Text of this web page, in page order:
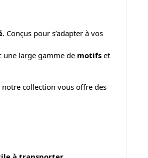
. Conçus pour s’adapter à vos
une large gamme de motifs et
notre collection vous offre des